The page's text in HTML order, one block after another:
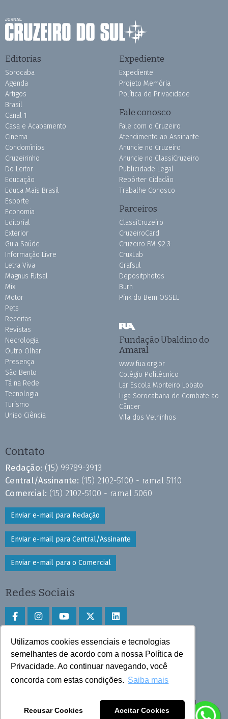
Utilizamos cookies essenciais e tecnologias
semelhantes de acordo com a nossa Política de
Privacidade. Ao continuar navegando, você
concorda com estas condições. Saiba mais
Recusar Cookies Aceitar Cookies
Editorias
Sorocaba
Agenda
Artigos
Brasil
Canal 1
Casa e Acabamento
Cinema
Condomínios
Cruzeirinho
Do Leitor
Educação
Educa Mais Brasil
Esporte
Economia
Editorial
Exterior
Guia Saúde
Informação Livre
Letra Viva
Magnus Futsal
Mix
Motor
Pets
Receitas
Revistas
Necrologia
Outro Olhar
Presença
São Bento
Tá na Rede
Tecnologia
Turismo
Uniso Ciência
Expediente
Expediente
Projeto Memória
Política de Privacidade
Fale conosco
Fale com o Cruzeiro
Atendimento ao Assinante
Anuncie no Cruzeiro
Anuncie no ClassiCruzeiro
Publicidade Legal
Repórter Cidadão
Trabalhe Conosco
Parceiros
ClassiCruzeiro
CruzeiroCard
Cruzeiro FM 92.3
CruxLab
Grafsul
Depositphotos
Burh
Pink do Bem OSSEL
Fundação Ubaldino do
Amaral
www.fua.org.br
Colégio Politécnico
Lar Escola Monteiro Lobato
Liga Sorocabana de Combate ao
Câncer
Vila dos Velhinhos
Contato
Redação: (15) 99789-3913
Central/Assinante: (15) 2102-5100 - ramal 5110
Comercial: (15) 2102-5100 - ramal 5060
Enviar e-mail para Redação
Enviar e-mail para Central/Assinante
Enviar e-mail para o Comercial
Redes Sociais
Faça download do aplicativo
Play Store e App Store
Todos os direitos reservados © 2025 Cruzeiro do Sul